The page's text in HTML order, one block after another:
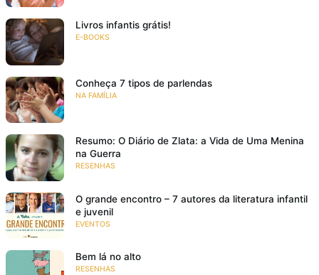
Livros infantis grátis!
E-BOOKS
Conheça 7 tipos de parlendas
NA FAMÍLIA
Resumo: O Diário de Zlata: a Vida de Uma Menina
na Guerra
RESENHAS
O grande encontro – 7 autores da literatura infantil
e juvenil
EVENTOS
Bem lá no alto
RESENHAS